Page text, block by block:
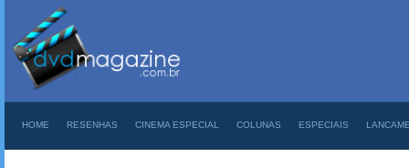
HOME RESENHAS CINEMA ESPECIAL COLUNAS ESPECIAIS